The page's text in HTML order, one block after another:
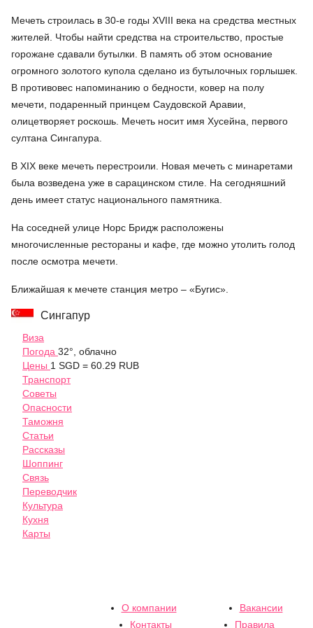
Мечеть строилась в 30-е годы XVIII века на средства местных
жителей. Чтобы найти средства на строительство, простые
горожане сдавали бутылки. В память об этом основание
огромного золотого купола сделано из бутылочных горлышек.
В противовес напоминанию о бедности, ковер на полу
мечети, подаренный принцем Саудовской Аравии,
олицетворяет роскошь. Мечеть носит имя Хусейна, первого
султана Сингапура.
В XIX веке мечеть перестроили. Новая мечеть с минаретами
была возведена уже в сарацинском стиле. На сегодняшний
день имеет статус национального памятника.
На соседней улице Норс Бридж расположены
многочисленные рестораны и кафе, где можно утолить голод
после осмотра мечети.
Ближайшая к мечете станция метро – «Бугис».
Сингапур
Виза
Погода 32°, облачно
Цены 1 SGD = 60.29 RUB
Транспорт
Советы
Опасности
Таможня
Статьи
Рассказы
Шоппинг
Связь
Переводчик
Культура
Кухня
Карты
О компании
Вакансии
Контакты
Правила